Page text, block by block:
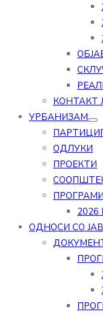
КОНТАКТ
УРБАНИЗАМ
ОДЛУКИ
ПРОЕКТИ
ПРОГРАМИ
ОДНОСИ СО